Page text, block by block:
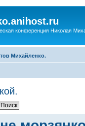
конференция Николая
Михайленко.